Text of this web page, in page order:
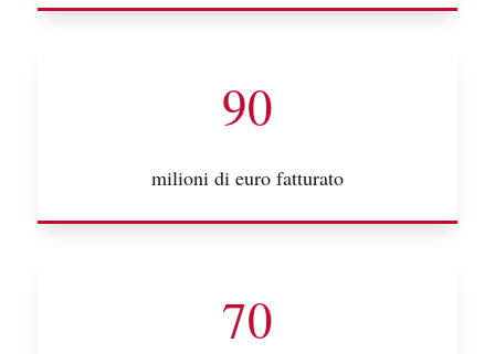
90
milioni di euro fatturato
70